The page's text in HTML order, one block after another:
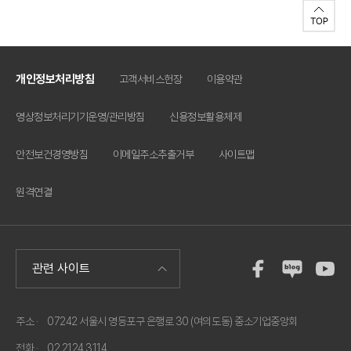
㈜KBIZ자산관리 시설지원부(☏ 02-2124-3483 담당: 김남철) 주
KBIZ자산관리)
원이상인 공사)』에 의거 종합평점 95점이상인 자를 낙찰자로 한다.
나. 적격심사기준은 위 기준의 별표4(추정가격이 10억원미만 3억원
이상인 공사를 준용하여 평가한다. 다. 예정가격은 복수예비가격 15
다. 라. 3회까지 입찰을 실시하되 입찰결과 낙찰자가 없을 경우, 입찰
입찰한 자가 2명 이상일 경우 추첨으로 결정한다. 바. 낙찰자로 결정
결정이 취소된 경우 차 순위자 순으로 낙찰자를 결정한다. 6. 입찰등
실적증명서(공사명,발주처,계약금액,공사기간,담당자 연락처 표기) 1
인증서(통합성능계수 1.43이상) 각 1부 바. 입찰보증금(입찰금액
2025년 결산실적기준 기업신용등급평가서 1부.(공고일 기준 유효기
개인정보처리방침 고객서비스헌장 이용약관
영상정보처리기기운영/관리방침 신용정보활용체제
안전보건경영방침 이메일주소추출거부 사이트맵
원격연결
주소 · 07242 서울시 영등포구 은행로 30 (여의도동) 중소기업중앙회
전화 · 02 2124 3114